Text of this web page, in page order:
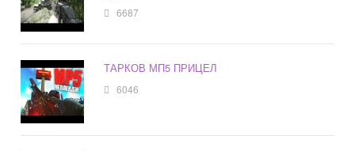
6687
ТАРКОВ МП5 ПРИЦЕЛ
6046